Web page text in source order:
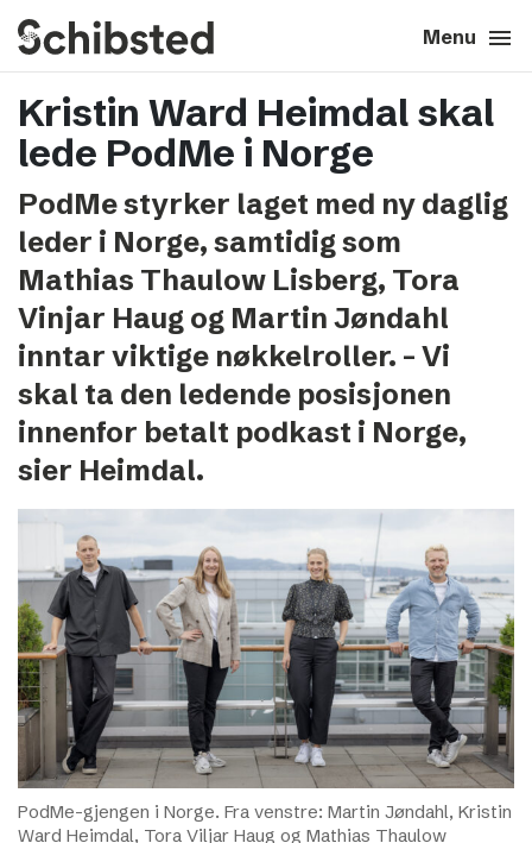
Menu menu
search Close close
expand_more
About
Tech & AI
Our brands
Press & News
Contact
Kristin Ward Heimdal skal
lede PodMe i Norge
PodMe styrker laget med ny daglig
leder i Norge, samtidig som
Mathias Thaulow Lisberg, Tora
Vinjar Haug og Martin Jøndahl
inntar viktige nøkkelroller. – Vi
skal ta den ledende posisjonen
innenfor betalt podkast i Norge,
sier Heimdal.
PodMe-gjengen i Norge. Fra venstre: Martin Jøndahl, Kristin
Ward Heimdal, Tora Viljar Haug og Mathias Thaulow